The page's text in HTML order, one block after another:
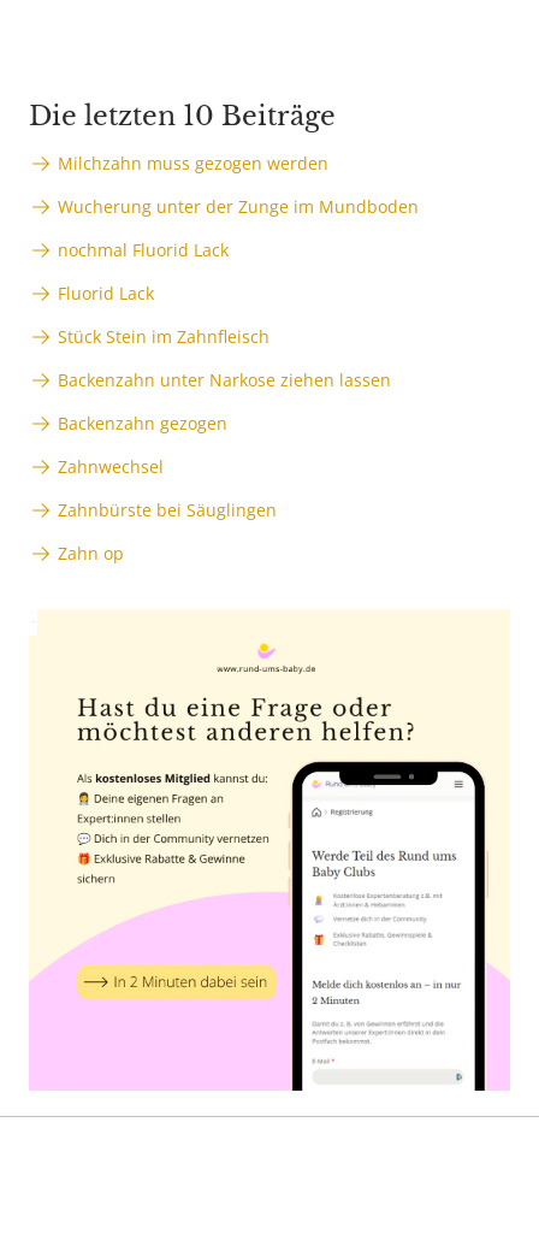
Die letzten 10 Beiträge
Milchzahn muss gezogen werden
Wucherung unter der Zunge im Mundboden
nochmal Fluorid Lack
Fluorid Lack
Stück Stein im Zahnfleisch
Backenzahn unter Narkose ziehen lassen
Backenzahn gezogen
Zahnwechsel
Zahnbürste bei Säuglingen
Zahn op